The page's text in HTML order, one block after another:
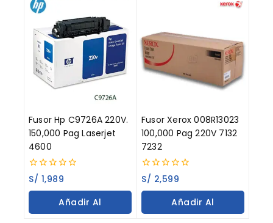
Fusor Hp C9726A 220V.
150,000 Pag Laserjet
4600
0
out
of
S/ 1,989
Añadir Al
Fusor Xerox 008R13023
100,000 Pag 220V 7132
7232
0
out
of
S/ 2,599
Añadir Al